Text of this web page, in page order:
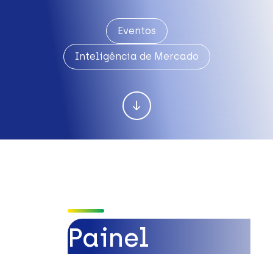
Eventos
Inteligência de Mercado
Painel